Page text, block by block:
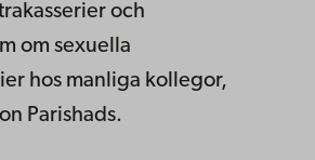
och
om sexuella
hos manliga kollegor,
Parishads.